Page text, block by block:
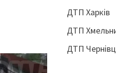
ДТП Харків
ДТП
ДТП